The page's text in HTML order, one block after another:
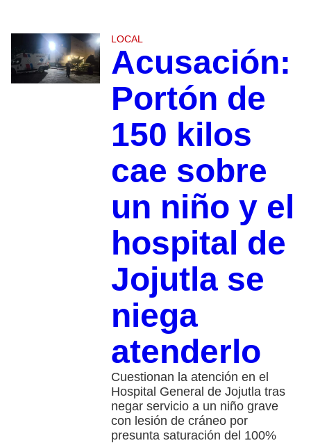
LOCAL
Acusación:
Portón de
150 kilos
cae sobre
un niño y el
hospital de
Jojutla se
niega
atenderlo
Cuestionan la atención en el
Hospital General de Jojutla tras
negar servicio a un niño grave
con lesión de cráneo por
presunta saturación del 100%